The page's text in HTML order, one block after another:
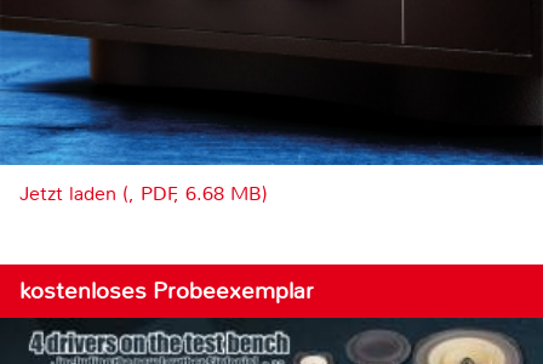
Jetzt laden (, PDF, 6.68 MB)
kostenloses Probeexemplar